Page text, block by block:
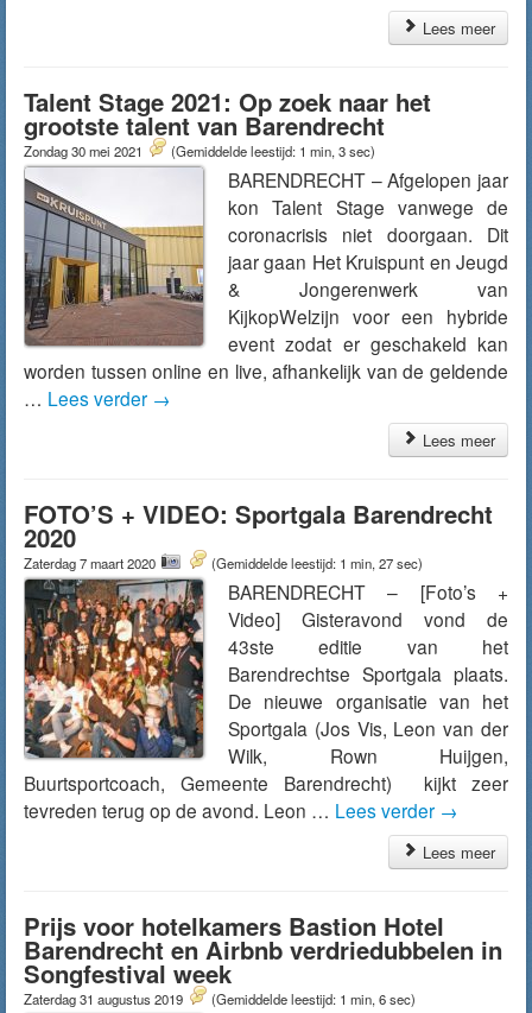
Lees meer
Talent Stage 2021: Op zoek naar het
grootste talent van Barendrecht
Zondag 30 mei 2021 (Gemiddelde leestijd: 1 min, 3 sec)
BARENDRECHT – Afgelopen jaar
kon Talent Stage vanwege de
coronacrisis niet doorgaan. Dit
jaar gaan Het Kruispunt en Jeugd
& Jongerenwerk van
KijkopWelzijn voor een hybride
event zodat er geschakeld kan
worden tussen online en live, afhankelijk van de geldende
… Lees verder →
Lees meer
FOTO’S + VIDEO: Sportgala Barendrecht
2020
Zaterdag 7 maart 2020 (Gemiddelde leestijd: 1 min, 27 sec)
BARENDRECHT – [Foto’s +
Video] Gisteravond vond de
43ste editie van het
Barendrechtse Sportgala plaats.
De nieuwe organisatie van het
Sportgala (Jos Vis, Leon van der
Wilk, Rown Huijgen,
Buurtsportcoach, Gemeente Barendrecht) kijkt zeer
tevreden terug op de avond. Leon … Lees verder →
Lees meer
Prijs voor hotelkamers Bastion Hotel
Barendrecht en Airbnb verdriedubbelen in
Songfestival week
Zaterdag 31 augustus 2019 (Gemiddelde leestijd: 1 min, 6 sec)